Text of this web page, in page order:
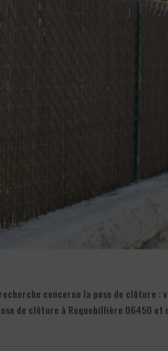
concerne la pose de clôture :
de clôture à Roquebillière 06450 et